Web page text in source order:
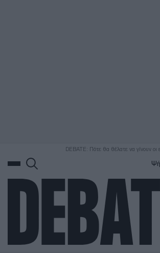
DEBATE: Πότε θα θέλατε να γίνουν οι